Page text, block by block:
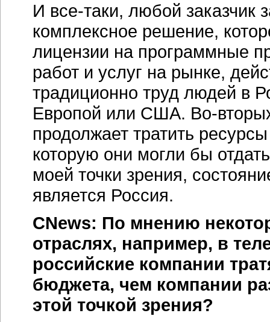
И все-таки, любой заказчик
комплексное решение,
лицензии на программные
работ и услуг на рынке,
традиционно труд людей в
Европой или США. Во-
продолжает тратить
которую они могли бы
моей точки зрения,
является Россия.
CNews: По мнению
отраслях, например, в
российские компании
бюджета, чем компании
этой точкой зрения?